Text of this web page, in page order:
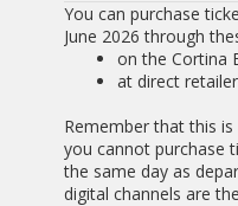
You can purchase
June 2026 through
on the Cortina
at direct
Remember that this
you cannot purchase
the same day as
digital channels are